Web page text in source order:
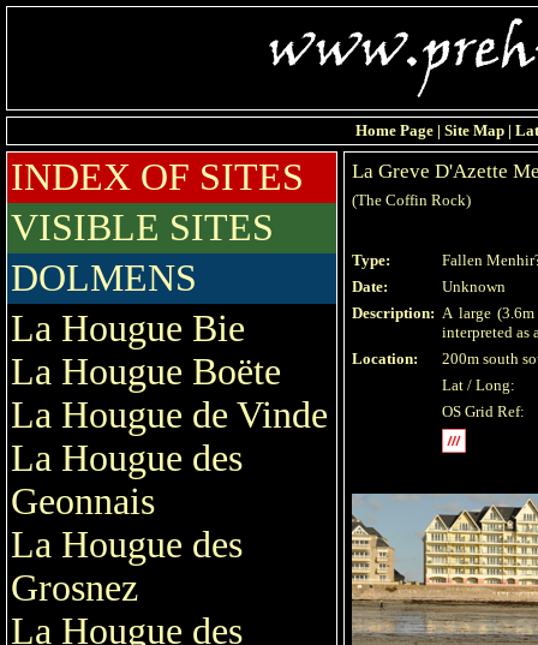
Home Page | Site Map |
INDEX OF SITES
VISIBLE SITES
DOLMENS
La Hougue Bie
La Hougue Boëte
La Hougue de Vinde
La Hougue des
Geonnais
La Hougue des
Grosnez
La Hougue des
La Greve D'Azette
(The Coffin Rock)
Type:
Fallen
Date:
Unknown
Description: A large
interpreted as
Location:
200m south
Lat / Long:
OS Grid Ref: